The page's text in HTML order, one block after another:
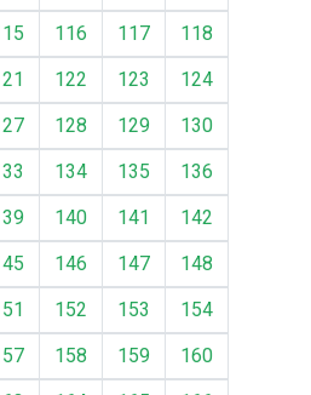
116 117
118
122 123
124
128 129
130
134 135
136
140 141
142
146 147
148
152 153
154
158 159
160